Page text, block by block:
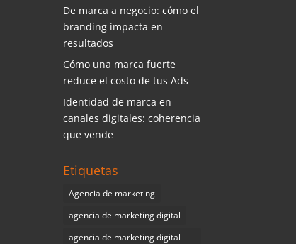
De marca a negocio: cómo el
branding impacta en
resultados
Cómo una marca fuerte
reduce el costo de tus Ads
Identidad de marca en
canales digitales: coherencia
que vende
Etiquetas
Agencia de marketing
agencia de marketing digital
agencia de marketing digital